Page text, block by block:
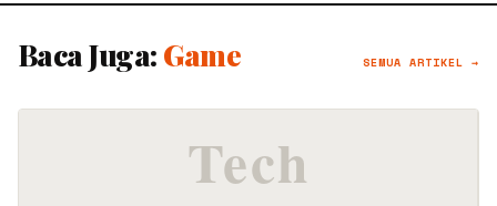
Baca Juga: Game SEMUA ARTIKEL →